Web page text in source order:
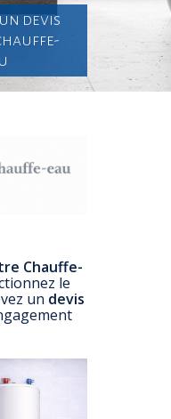
devis
Chauffe-
le
un devis